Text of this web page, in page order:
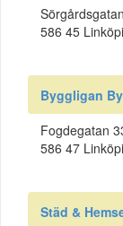
586 45
Byggligan
Fogdegatan
586 47
Städ &